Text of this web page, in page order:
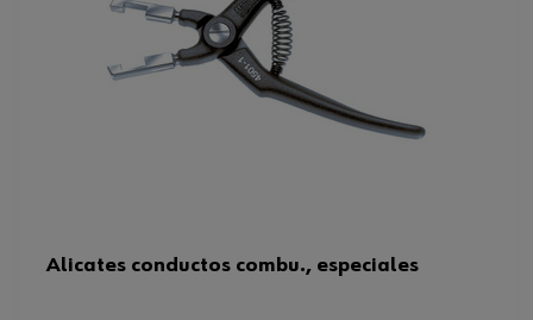
Alicates conductos combu., especiales